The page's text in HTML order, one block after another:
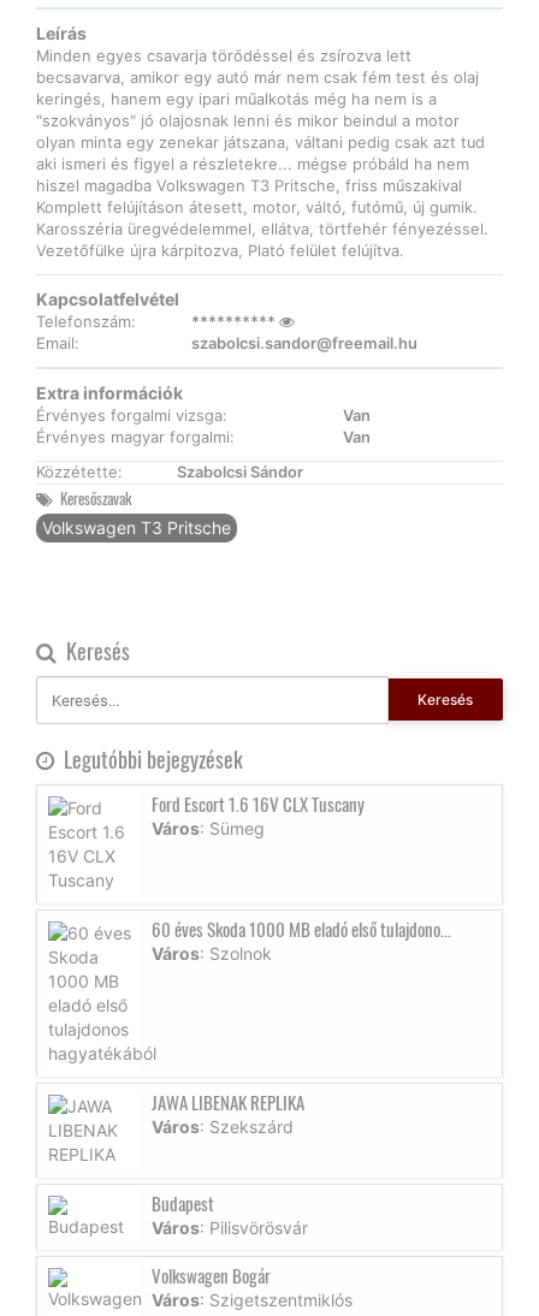
Leírás
Minden egyes csavarja törődéssel és zsírozva lett
becsavarva, amikor egy autó már nem csak fém test és olaj
keringés, hanem egy ipari műalkotás még ha nem is a
"szokványos" jó olajosnak lenni és mikor beindul a motor
olyan minta egy zenekar játszana, váltani pedig csak azt tud
aki ismeri és figyel a részletekre... mégse próbáld ha nem
hiszel magadba Volkswagen T3 Pritsche, friss műszakival
Komplett felújításon átesett, motor, váltó, futómű, új gumik.
Karosszéria üregvédelemmel, ellátva, törtfehér fényezéssel.
Vezetőfülke újra kárpitozva, Plató felület felújítva.
Kapcsolatfelvétel
Telefonszám:
**********
Email:
szabolcsi.sandor@freemail.hu
Extra információk
Érvényes forgalmi vizsga:
Van
Érvényes magyar forgalmi:
Van
Közzétette:
Szabolcsi Sándor
Keresőszavak
Volkswagen T3 Pritsche
Keresés
Keresés
Legutóbbi bejegyzések
Ford Escort 1.6 16V CLX Tuscany
Város: Sümeg
60 éves Skoda 1000 MB eladó első tulajdono...
Város: Szolnok
JAWA LIBENAK REPLIKA
Város: Szekszárd
Budapest
Város: Pilisvörösvár
Volkswagen Bogár
Város: Szigetszentmiklós